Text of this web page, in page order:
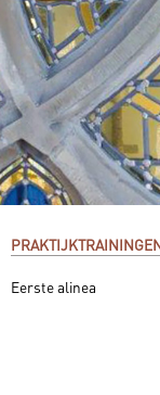
BOEKEN
OVER DE
INCOMPANY-
Eerste alinea